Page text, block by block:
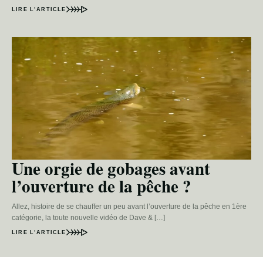
LIRE L’ARTICLE
Une orgie de gobages avant
l’ouverture de la pêche ?
Allez, histoire de se chauffer un peu avant l’ouverture de la pêche en 1ère
catégorie, la toute nouvelle vidéo de Dave & […]
LIRE L’ARTICLE